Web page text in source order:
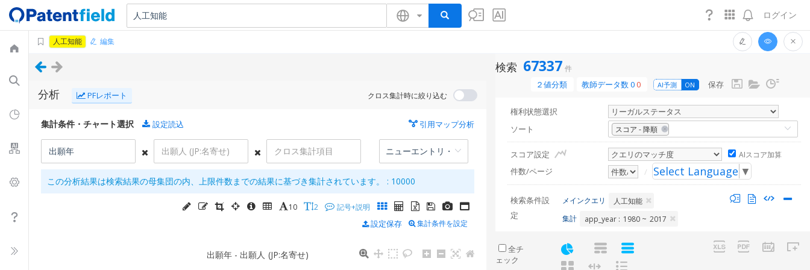
ログイン
人工知能 編集
分析 PFレポート クロス集計時に絞り込む
集計条件・チャート選択 設定読込 引用マップ分析
この分析結果は検索結果の母集団の内、上限件数までの結果に基づき集計されています。 : 10000
10 2
記号+説明
集計条件を設定
設定保存
出願年 - 出願人 (JP:名寄せ)
検索 67337 件
２値分類 教師データ数00 AI予測 ON 保存
権利状態選択
ソート
スコア - 降順
スコア設定 AIスコア加算
件数/ページ / Select Language ▼
検索条件設
定
メインクエリ
人工知能
集計
app_year : 1980 ~ 2017
全チ
ェック